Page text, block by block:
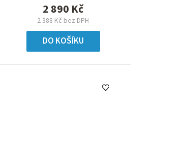
ů
2 388 Kč bez DPH
2 890 Kč
DO KOŠÍKU